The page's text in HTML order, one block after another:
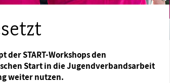
START-Workshops den
Start in die Jugendverbandsarbeit
weiter nutzen.